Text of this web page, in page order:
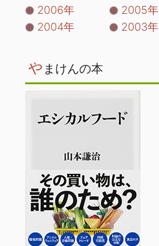
2006年
2005年
2004年
2003年
や まけんの本